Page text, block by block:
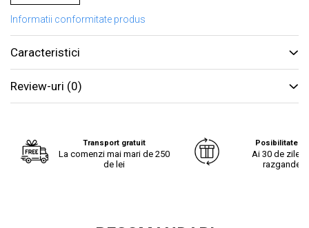
Produse certificate pentru absenta substantelor periculoase
Pretabila pentru sezoanele primavara si toamna
Dimensiune: 150x200 cm
Material umplutura: Poliester 100%, 300 g/mp, marca Whitex
Informatii conformitate produs
Caracteristici
Review-uri (0)
Transport gratuit
La comenzi mai mari de 250
de lei
Posibilitate
Ai 30 de zile